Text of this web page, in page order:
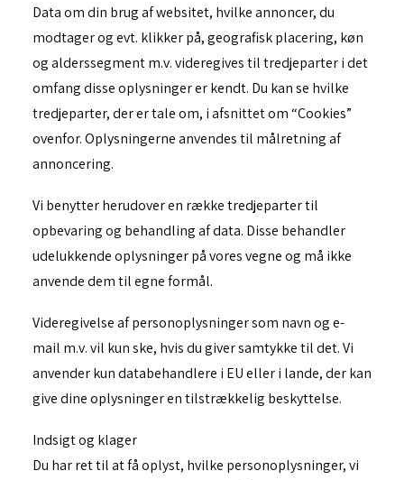
Data om din brug af websitet, hvilke annoncer, du
modtager og evt. klikker på, geografisk placering, køn
og alderssegment m.v. videregives til tredjeparter i det
omfang disse oplysninger er kendt. Du kan se hvilke
tredjeparter, der er tale om, i afsnittet om “Cookies”
ovenfor. Oplysningerne anvendes til målretning af
annoncering.
Vi benytter herudover en række tredjeparter til
opbevaring og behandling af data. Disse behandler
udelukkende oplysninger på vores vegne og må ikke
anvende dem til egne formål.
Videregivelse af personoplysninger som navn og e-
mail m.v. vil kun ske, hvis du giver samtykke til det. Vi
anvender kun databehandlere i EU eller i lande, der kan
give dine oplysninger en tilstrækkelig beskyttelse.
Indsigt og klager
Du har ret til at få oplyst, hvilke personoplysninger, vi